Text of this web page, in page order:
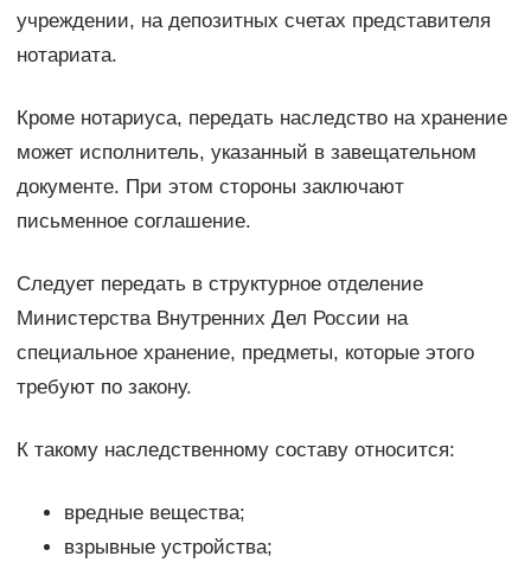
учреждении, на депозитных счетах представителя
нотариата.
Кроме нотариуса, передать наследство на хранение
может исполнитель, указанный в завещательном
документе. При этом стороны заключают
письменное соглашение.
Следует передать в структурное отделение
Министерства Внутренних Дел России на
специальное хранение, предметы, которые этого
требуют по закону.
К такому наследственному составу относится:
вредные вещества;
взрывные устройства;